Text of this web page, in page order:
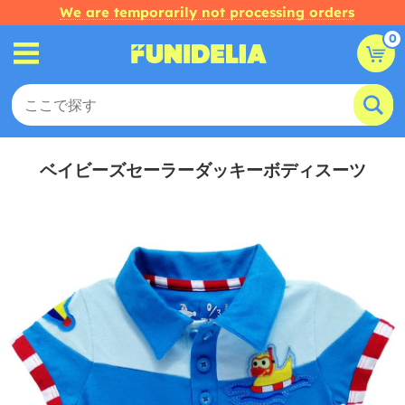
We are temporarily not processing orders
0
ベイビーズセーラーダッキーボディスーツ